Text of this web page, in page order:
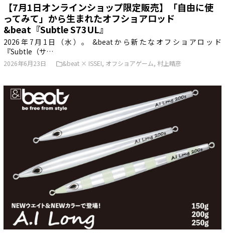
【7月1日オンラインショップ限定販売】「自由に使
ってみて」から生まれたオフショアロッド
&beat『Subtle S73UL』
2026年7月1日（水）。 &beatから新たなオフショアロッド
『Subtle（サ…
2026年6月23日 &beat × ISSEI, オフショアゲーム, 村上晴彦